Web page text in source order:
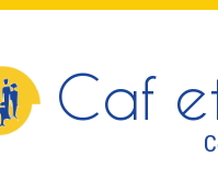
Caf